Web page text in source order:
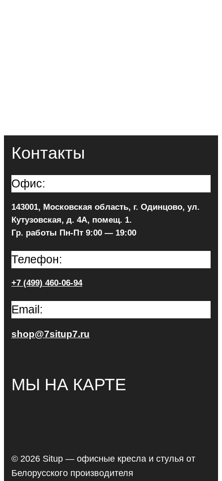
Контакты
Офис:
143001, Московская область, г. Одинцово, ул.
Кутузовская, д. 4А, помещ. 1.
Гр. работы Пн-Пт 9:00 — 19:00
Телефон:
+7 (499) 460-06-94
Email:
shop@7situp7.ru
МЫ НА КАРТЕ
© 2026 Situp — офисные кресла и стулья от
Белорусского производителя